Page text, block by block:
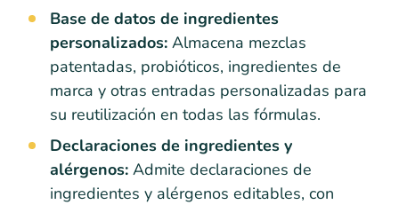
Base de datos de ingredientes
personalizados: Almacena mezclas
patentadas, probióticos, ingredientes de
marca y otras entradas personalizadas para
su reutilización en todas las fórmulas.
Declaraciones de ingredientes y
alérgenos: Admite declaraciones de
ingredientes y alérgenos editables, con